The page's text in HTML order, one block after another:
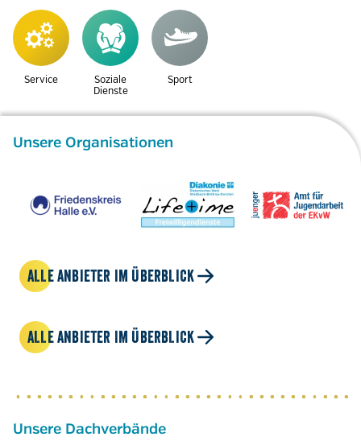
Service
Soziale
Dienste
Sport
Unsere Organisationen
ALLE ANBIETER IM ÜBERBLICK
ALLE ANBIETER IM ÜBERBLICK